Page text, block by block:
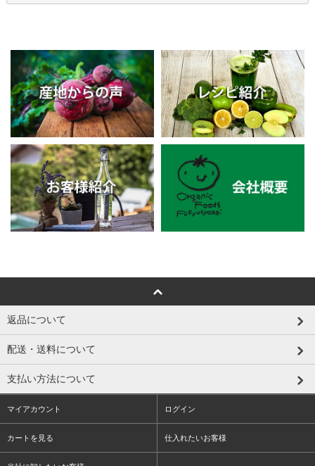
返品について
配送・送料について
支払い方法について
マイアカウント ログイン
カートを見る 仕入れたいお客様